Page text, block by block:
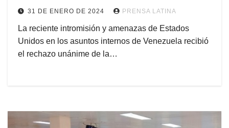
31 DE ENERO DE 2024 PRENSA LATINA
La reciente intromisión y amenazas de Estados
Unidos en los asuntos internos de Venezuela recibió
el rechazo unánime de la…